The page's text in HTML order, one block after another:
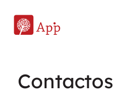
Saltar
para
Contactos